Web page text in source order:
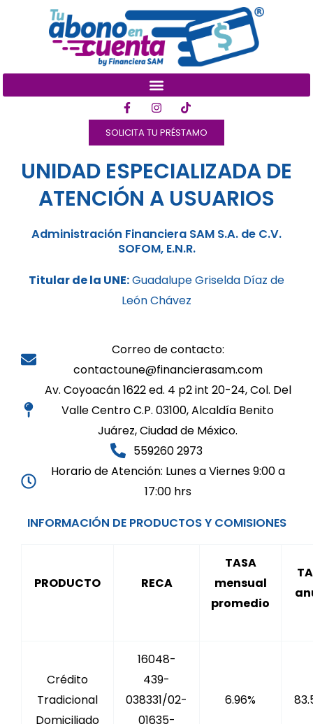
F
a
c
e
b
o
k
-
f
I
n
s
t
a
r
a
m
T
i
k
t
o
SOLICITA TU PRÉSTAMO
UNIDAD ESPECIALIZADA DE
ATENCIÓN A USUARIOS
Administración Financiera SAM S.A. de C.V.
SOFOM, E.N.R.
Titular de la UNE:Guadalupe Griselda Díaz de
León Chávez
Correo de contacto:
contactoune@financierasam.com
Av. Coyoacán 1622 ed. 4 p2 int 20-24, Col. Del
Valle Centro C.P. 03100, Alcaldía Benito
Juárez, Ciudad de México.
559260 2973
Horario de Atención: Lunes a Viernes 9:00 a
17:00 hrs
INFORMACIÓN DE PRODUCTOS Y COMISIONES
PRODUCTO RECA
TASA
mensual
promedio
Crédito
Tradicional
Domiciliado
16048-
439-
038331/02-
01635-
6.96%